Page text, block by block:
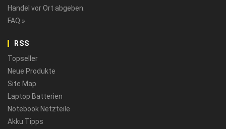
Handel vor Ort abgeben.
FAQ »
RSS
Topseller
Neue Produkte
Site Map
Laptop Batterien
Notebook Netzteile
Akku Tipps